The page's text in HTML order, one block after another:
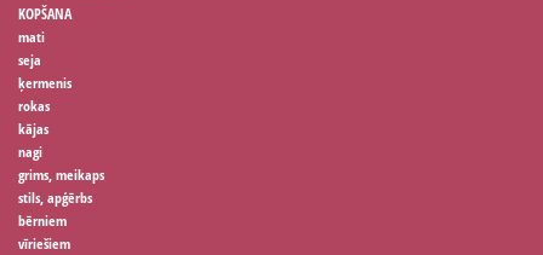
KOPŠANA
mati
seja
ķermenis
rokas
kājas
nagi
grims, meikaps
stils, apģērbs
bērniem
vīriešiem